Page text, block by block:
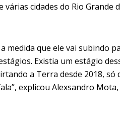
cidades do Rio Grande
medida que ele vai subindo
Existia um estágio
a Terra desde 2018, só
explicou Alexsandro Mota,